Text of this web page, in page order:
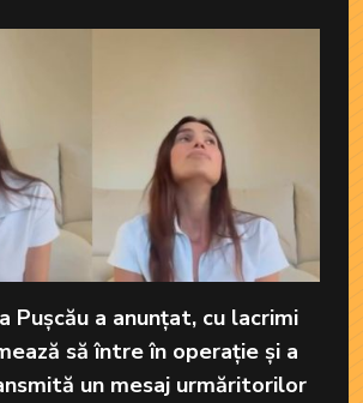
Pușcău a anunțat, cu lacrimi
să între în operație și a
un mesaj urmăritorilor